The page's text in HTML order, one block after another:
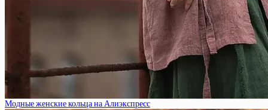
Модные женские кольца на Алиэкспресс